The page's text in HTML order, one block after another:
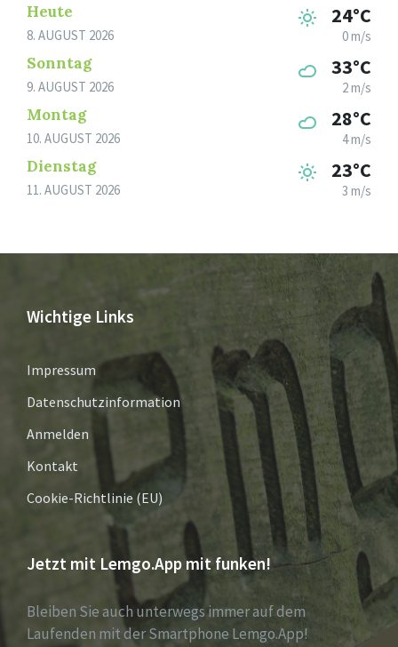
Heute
8. AUGUST 2026
24°C
0 m/s
Sonntag
9. AUGUST 2026
33°C
2 m/s
Montag
10. AUGUST 2026
28°C
4 m/s
Dienstag
11. AUGUST 2026
23°C
3 m/s
Wichtige Links
Impressum
Datenschutzinformation
Anmelden
Kontakt
Cookie-Richtlinie (EU)
Jetzt mit Lemgo.App mit funken!
Bleiben Sie auch unterwegs immer auf dem
Laufenden mit der Smartphone Lemgo.App!